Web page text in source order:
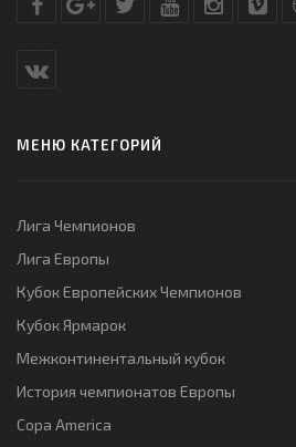
МЕНЮ КАТЕГОРИЙ
Лига Чемпионов
Лига Европы
Кубок Европейских Чемпионов
Кубок Ярмарок
Межконтинентальный кубок
История чемпионатов Европы
Copa America